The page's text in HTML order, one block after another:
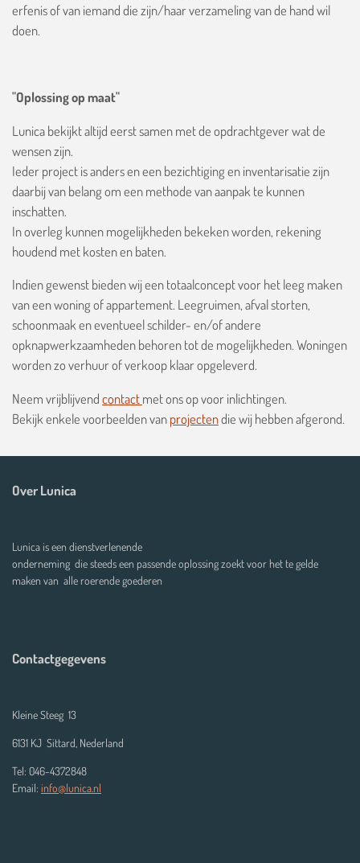
erfenis of van iemand die zijn/haar verzameling van de hand wil
doen.
"Oplossing op maat"
Lunica bekijkt altijd eerst samen met de opdrachtgever wat de
wensen zijn.
Ieder project is anders en een bezichtiging en inventarisatie zijn
daarbij van belang om een methode van aanpak te kunnen
inschatten.
In overleg kunnen mogelijkheden bekeken worden, rekening
houdend met kosten en baten.
Indien gewenst bieden wij een totaalconcept voor het leeg maken
van een woning of appartement. Leegruimen, afval storten,
schoonmaak en eventueel schilder- en/of andere
opknapwerkzaamheden behoren tot de mogelijkheden. Woningen
worden zo verhuur of verkoop klaar opgeleverd.
Neem vrijblijvendcontactmet ons op voor inlichtingen.
Bekijk enkele voorbeelden vanprojectendie wij hebben afgerond.
Over Lunica
Lunica is een dienstverlenende
onderneming die steeds een passende oplossing zoekt voor het te gelde
maken van alle roerende goederen
Contactgegevens
Kleine Steeg 13
6131 KJ Sittard, Nederland
Tel: 046-4372848
Email: info@lunica.nl